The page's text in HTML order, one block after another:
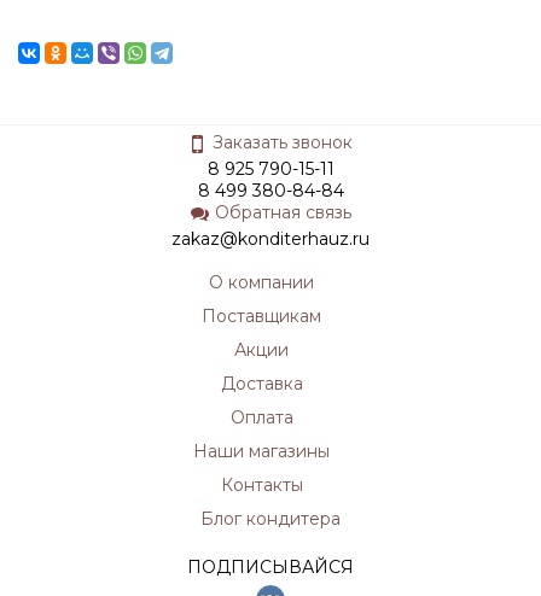
Заказать звонок
8 925 790-15-11
8 499 380-84-84
Обратная связь
zakaz@konditerhauz.ru
О компании
Поставщикам
Акции
Доставка
Оплата
Наши магазины
Контакты
Блог кондитера
ПОДПИСЫВАЙСЯ